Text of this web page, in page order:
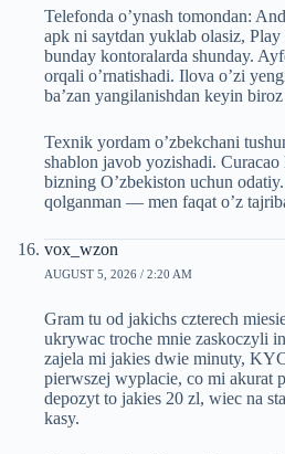
Telefonda o’ynash tomondan:
apk ni saytdan yuklab olasiz,
bunday kontoralarda shunday.
orqali o’rnatishadi. Ilova o’zi
ba’zan yangilanishdan keyin
Texnik yordam o’zbekchani
shablon javob yozishadi. Curacao
bizning O’zbekiston uchun
qolganman — men faqat o’z
vox_wzon
AUGUST 5, 2026 / 2:20 AM
Gram tu od jakichs czterech
ukrywac troche mnie zaskoczyli
zajela mi jakies dwie minuty,
pierwszej wyplacie, co mi akurat
depozyt to jakies 20 zl, wiec na
kasy.